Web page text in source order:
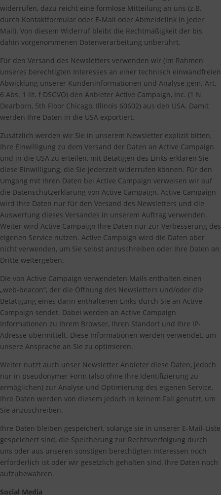
widerrufen, dazu reicht eine formlose Mitteilung an uns (z.B.
durch Kontaktformular oder E-Mail oder Abmeldelink in jeder
Mail). Von diesem Widerruf bleibt die Rechtmäßigkeit der bis
dahin vorgenommenen Datenverarbeitung unberührt.
Für den Versand des Newsletters verwenden wir (im Rahmen
unseres berechtigten Interesses an einer technisch einwandfreien
Abwicklung unserer Kundeninformationen und Analyse gem. Art.
6 Abs. 1 lit. f DSGVO) den Anbieter Active Campaign, Inc. (1 N
Dearborn, 5th Floor Chicago, Illinois 60602) aus den USA. Damit
werden Ihre Daten in die USA exportiert.
Zusätzlich werden wir Sie in unserem Newsletter explizit bitten,
Ihre Einwilligung zu dem Versand der Daten an Active Campaign
und in die USA zu erteilen, mit Betätigen des Links erklären Sie
diese Einwilligung, die Sie jederzeit widerrufen können. Für den
Umgang mit Ihren Daten bei Active Campaign verweisen wir auf
die Datenschutzerklärung von Active Campaign. Active Campaign
wird Ihre Daten nur für den Versand des Newsletters und die
Auswertung dieses Versandes in unserem Auftrag verwenden.
Weiter wird Active Campaign Ihre Daten nur zur Verbesserung des
eigenen Service nutzen. Active Campaign wird die Daten aber
nicht verwenden, um Sie selbst anzuschreiben oder Ihre Daten an
Dritte weitergeben.
Die von Active Campaign verwendeten Mails enthalten einen
„web-beacon“, der die Öffnung des Newsletters und/oder die
Betätigung eines darin enthaltenen Links durch Sie an Active
Campaign sendet. Dabei werden an Active Campaign
Informationen zu Ihrem Browser, Ihren Standort und Ihre IP-
Adresse übermittelt. Diese Informationen werden verwendet, um
unsere Ansprache an Sie zu optimieren.
Weiter nutzt auch unser Newsletter Anbieter diese Daten, jedoch
nur in pseudonymer Form (also ohne Ihre Identifizierung zu
ermöglichen) zur Analyse und Optimierung des eigenen Service.
Ihre Daten werden von diesem jedoch in keinem Fall genutzt, um
Sie anzuschreiben.
Ihre Daten bleiben gespeichert, solange sie in unserer E-Mail-Liste
gespeichert sind, die Speicherung zur Rechtsverfolgung durch
uns oder aus unseren sonstigen berechtigten Interessen noch
erforderlich ist oder wir gesetzlich gehalten sind, Ihre Daten noch
aufzubewahren.
Social Media